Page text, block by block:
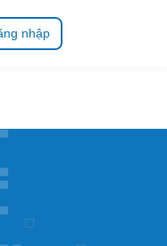
nhập